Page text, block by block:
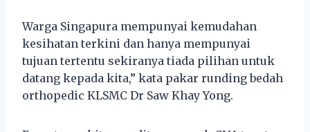
Warga Singapura mempunyai kemudahan
kesihatan terkini dan hanya mempunyai
tujuan tertentu sekiranya tiada pilihan untuk
datang kepada kita,” kata pakar runding bedah
orthopedic KLSMC Dr Saw Khay Yong.